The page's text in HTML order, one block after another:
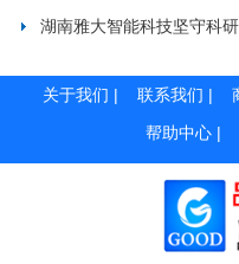
湖南雅大智能科技坚守科
关于我们 | 联系我们 |
帮助中心 |